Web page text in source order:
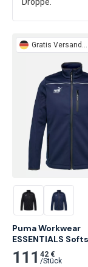
Gratis Versand 2 Tage
Puma Workwear
ESSENTIALS
Jacke
111 42 €
/Stück